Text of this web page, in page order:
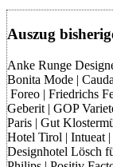
Auszug
Anke Runge
Bonita Mode |
Foreo | Friedrichs
Geberit | GOP
Paris | Gut
Hotel Tirol | Intueat
Designhotel Lösch